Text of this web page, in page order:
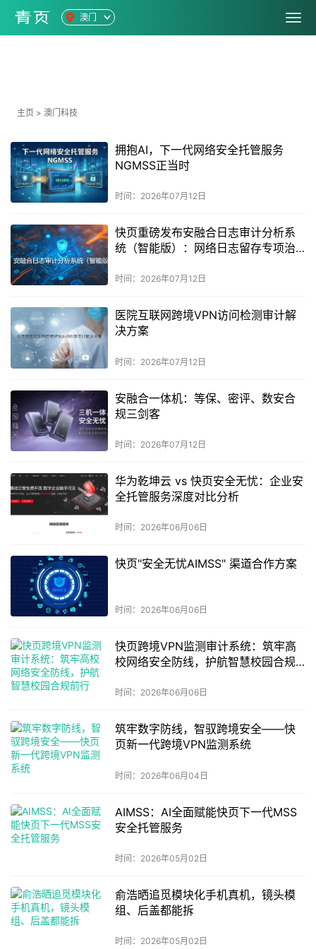
澳门
主页 > 澳门科技
拥抱AI，下一代网络安全托管服务
NGMSS正当时
时间：2026年07月12日
快页重磅发布安融合日志审计分析系
统（智能版）：网络日志留存专项治
时间：2026年07月12日
医院互联网跨境VPN访问检测审计解
决方案
时间：2026年07月12日
安融合一体机：等保、密评、数安合
规三剑客
时间：2026年07月12日
华为乾坤云 vs 快页安全无忧：企业安
全托管服务深度对比分析
时间：2026年06月06日
快页"安全无忧AIMSS" 渠道合作方案
时间：2026年06月06日
快页跨境VPN监测审计系统：筑牢高
校网络安全防线，护航智慧校园合规
时间：2026年06月06日
筑牢数字防线，智驭跨境安全——快
页新一代跨境VPN监测系统
时间：2026年06月04日
AIMSS：AI全面赋能快页下一代MSS
安全托管服务
时间：2026年05月02日
俞浩晒追觅模块化手机真机，镜头模
组、后盖都能拆
时间：2026年05月02日